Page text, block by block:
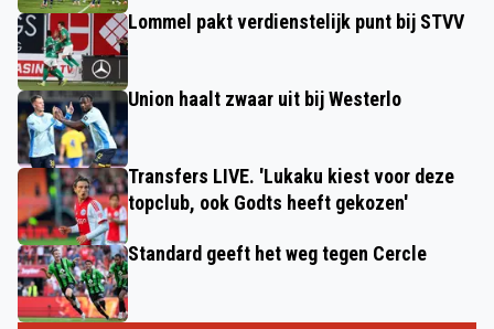
Lommel pakt verdienstelijk punt bij STVV
Union haalt zwaar uit bij Westerlo
Transfers LIVE. 'Lukaku kiest voor deze
topclub, ook Godts heeft gekozen'
Standard geeft het weg tegen Cercle